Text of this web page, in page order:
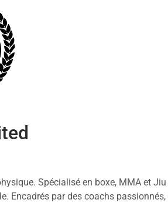
Spécialisé en boxe, MMA et
Encadrés par des coachs